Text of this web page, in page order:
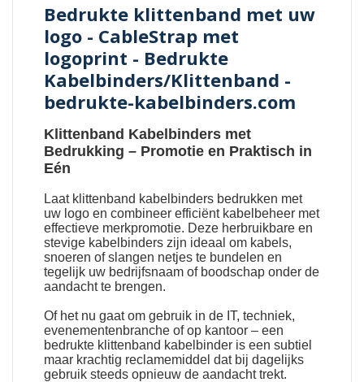
Bedrukte klittenband met uw
logo - CableStrap met
logoprint - Bedrukte
Kabelbinders/Klittenband -
bedrukte-kabelbinders.com
Klittenband Kabelbinders met
Bedrukking – Promotie en Praktisch in
Eén
Laat klittenband kabelbinders bedrukken met
uw logo en combineer efficiënt kabelbeheer met
effectieve merkpromotie. Deze herbruikbare en
stevige kabelbinders zijn ideaal om kabels,
snoeren of slangen netjes te bundelen en
tegelijk uw bedrijfsnaam of boodschap onder de
aandacht te brengen.
Of het nu gaat om gebruik in de IT, techniek,
evenementenbranche of op kantoor – een
bedrukte klittenband kabelbinder is een subtiel
maar krachtig reclamemiddel dat bij dagelijks
gebruik steeds opnieuw de aandacht trekt.